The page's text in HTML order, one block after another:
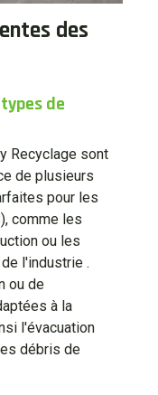
des
de
Recyclage sont
de plusieurs
pour les
comme les
ou les
l'industrie .
ou de
à la
l'évacuation
débris de